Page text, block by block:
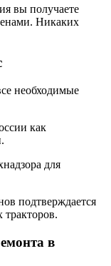
вы получаете
Никаких
необходимые
как
для
подтверждается
в